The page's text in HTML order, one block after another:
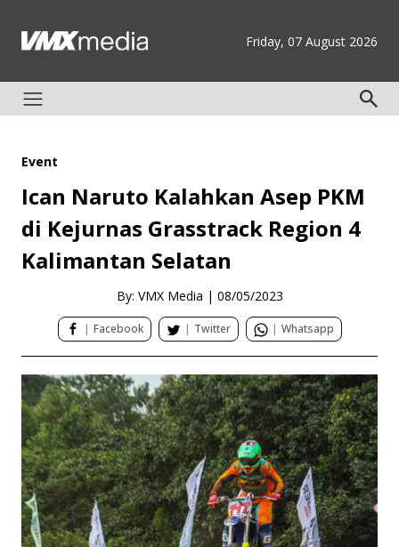
Friday, 07 August 2026
Event
Ican Naruto Kalahkan Asep PKM
di Kejurnas Grasstrack Region 4
Kalimantan Selatan
By: VMX Media | 08/05/2023
| Facebook | Twitter | Whatsapp